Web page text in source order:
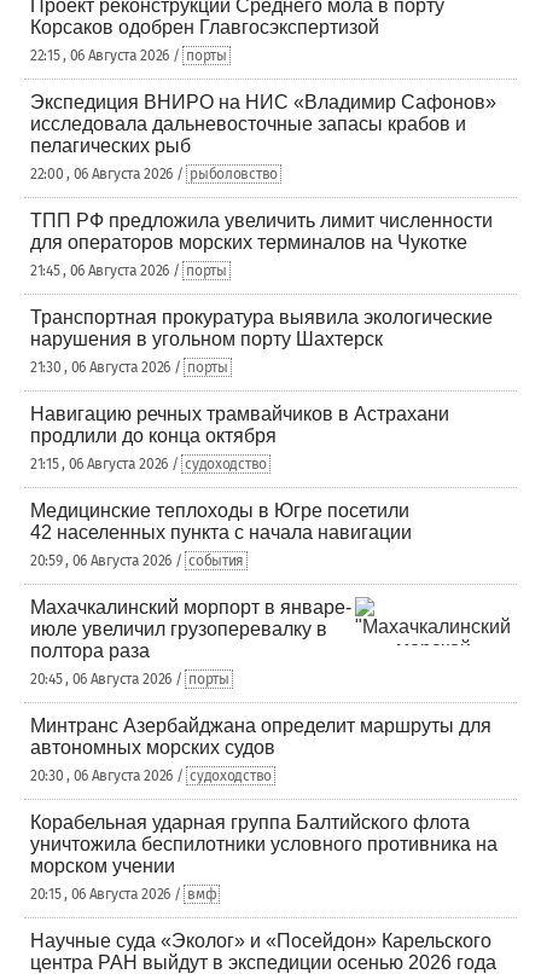
Проект реконструкции Среднего мола в порту
Корсаков одобрен Главгосэкспертизой
22:15 , 06 Августа 2026 / порты
Экспедиция ВНИРО на НИС «Владимир Сафонов»
исследовала дальневосточные запасы крабов и
пелагических рыб
22:00 , 06 Августа 2026 / рыболовство
ТПП РФ предложила увеличить лимит численности
для операторов морских терминалов на Чукотке
21:45 , 06 Августа 2026 / порты
Транспортная прокуратура выявила экологические
нарушения в угольном порту Шахтерск
21:30 , 06 Августа 2026 / порты
Навигацию речных трамвайчиков в Астрахани
продлили до конца октября
21:15 , 06 Августа 2026 / судоходство
Медицинские теплоходы в Югре посетили
42 населенных пункта с начала навигации
20:59 , 06 Августа 2026 / события
Махачкалинский морпорт в январе-
июле увеличил грузоперевалку в
полтора раза
20:45 , 06 Августа 2026 / порты
Минтранс Азербайджана определит маршруты для
автономных морских судов
20:30 , 06 Августа 2026 / судоходство
Корабельная ударная группа Балтийского флота
уничтожила беспилотники условного противника на
морском учении
20:15 , 06 Августа 2026 / вмф
Научные суда «Эколог» и «Посейдон» Карельского
центра РАН выйдут в экспедиции осенью 2026 года